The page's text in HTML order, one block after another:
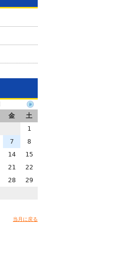
金
土
1
7
8
14
15
21
22
28
29
当月に戻る